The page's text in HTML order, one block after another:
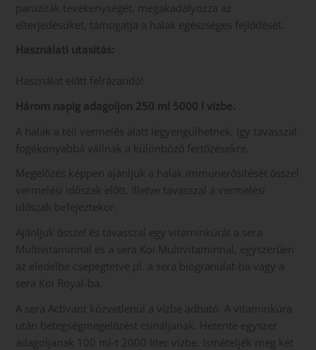
paraziták tevékenységét, megakadályozza az
elterjedésüket, támogatja a halak egészséges fejlődését.
Használati utasítás:
Használat előtt felrázandó!
Három napig adagoljon 250 ml 5000 l vízbe.
A halak a téli vermelés alatt legyengülhetnek, így tavasszal
fogékonyabbá vállnak a különböző fertőzésekre.
Megelőzés képpen ajánljuk a halak immunerősítését ősszel
vermelési időszak előtt, illetve tavasszal a vermelési
időszak befejeztekor.
Ajánljuk ősszel és tavasszal egy vitaminkúrát a sera
Multivitaminnal és a sera Koi Multivitaminnal, egyszerűen
az eledelbe csepegtetve pl. a sera biogranulat-ba vagy a
sera Koi Royal-ba.
A sera Activant közvetlenül a vízbe adható. A vitaminkúra
után betegségmegelőzést csináljanak. Hetente egyszer
adagoljanak 100 ml-t 2000 liter vízbe. Ismételjék meg két